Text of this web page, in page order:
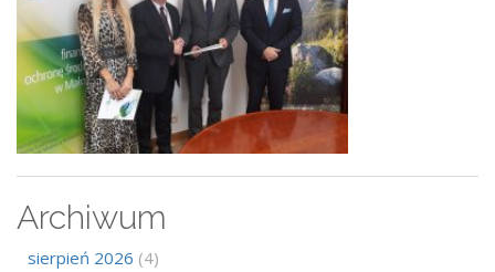
Archiwum
sierpień 2026 (4)